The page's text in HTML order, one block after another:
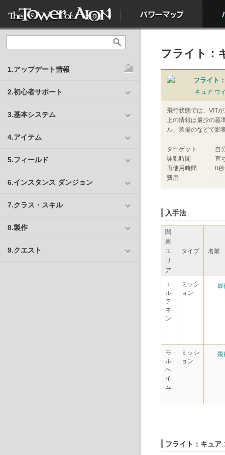
1.アップデート情報
2.初心者サポート
3.基本システム
4.アイテム
5.フィールド
6.インスタンス ダンジョン
7.クラス・スキル
8.製作
9.クエスト
フライト：
フライト
キュア ウ
飛行状態では、VIT
上の情報は最少の基
ル、装備のなどで影
ターゲット
自
詠唱時間
直
再使用時間
0秒
費用
--
入手法
関
連
エ
リ
ア
タイプ 名前
エ
ル
テ
ネ
ン
ミッシ
ョン
最
モ
ル
ヘ
イ
ム
ミッシ
ョン
最
フライト：キュア